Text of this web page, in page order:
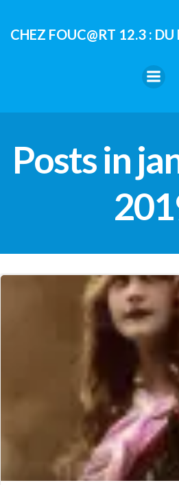
CHEZ FOUC@RT 12.3 : DU
Posts in